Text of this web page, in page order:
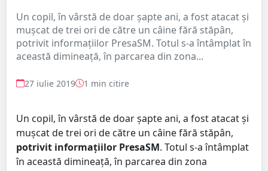
Un copil, în vârstă de doar șapte ani, a fost atacat și
mușcat de trei ori de către un câine fără stăpân,
potrivit informațiilor PresaSM. Totul s-a întâmplat în
această dimineață, în parcarea din zona...
27 iulie 2019 1 min citire
Un copil, în vârstă de doar șapte ani, a fost atacat și
mușcat de trei ori de către un câine fără stăpân,
potrivit informațiilor PresaSM. Totul s-a întâmplat
în această dimineață, în parcarea din zona